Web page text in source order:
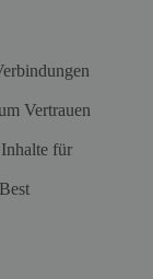
Vertrauen
für